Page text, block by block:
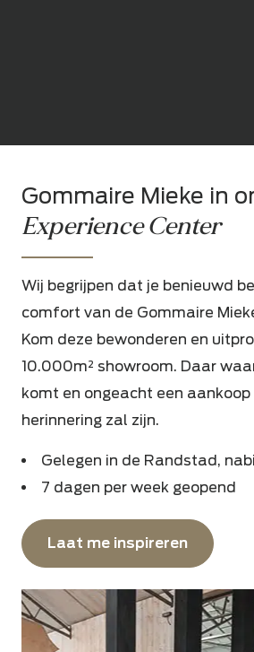
Gommaire Mieke in
Experience Center
Wij begrijpen dat je benieuwd
comfort van de Gommaire
Kom deze bewonderen en
10.000m² showroom. Daar
komt en ongeacht een
herinnering zal zijn.
Gelegen in de Randstad,
7 dagen per week geopend
Laat me inspireren